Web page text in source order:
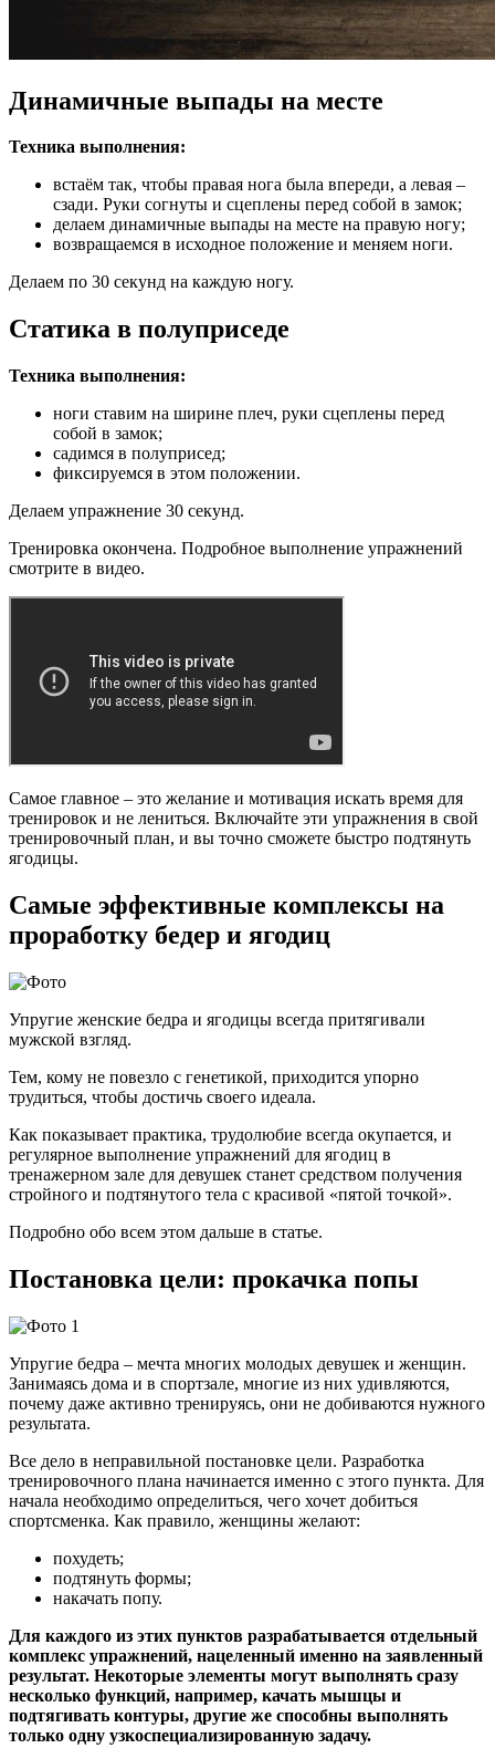
Динамичные выпады на месте
Техника выполнения:
встаём так, чтобы правая нога была впереди, а левая –
сзади. Руки согнуты и сцеплены перед собой в замок;
делаем динамичные выпады на месте на правую ногу;
возвращаемся в исходное положение и меняем ноги.
Делаем по 30 секунд на каждую ногу.
Статика в полуприседе
Техника выполнения:
ноги ставим на ширине плеч, руки сцеплены перед
собой в замок;
садимся в полуприсед;
фиксируемся в этом положении.
Делаем упражнение 30 секунд.
Тренировка окончена. Подробное выполнение упражнений
смотрите в видео.
Самое главное – это желание и мотивация искать время для
тренировок и не лениться. Включайте эти упражнения в свой
тренировочный план, и вы точно сможете быстро подтянуть
ягодицы.
Самые эффективные комплексы на
проработку бедер и ягодиц
Упругие женские бедра и ягодицы всегда притягивали
мужской взгляд.
Тем, кому не повезло с генетикой, приходится упорно
трудиться, чтобы достичь своего идеала.
Как показывает практика, трудолюбие всегда окупается, и
регулярное выполнение упражнений для ягодиц в
тренажерном зале для девушек станет средством получения
стройного и подтянутого тела с красивой «пятой точкой».
Подробно обо всем этом дальше в статье.
Постановка цели: прокачка попы
Упругие бедра – мечта многих молодых девушек и женщин.
Занимаясь дома и в спортзале, многие из них удивляются,
почему даже активно тренируясь, они не добиваются нужного
результата.
Все дело в неправильной постановке цели. Разработка
тренировочного плана начинается именно с этого пункта. Для
начала необходимо определиться, чего хочет добиться
спортсменка. Как правило, женщины желают:
похудеть;
подтянуть формы;
накачать попу.
Для каждого из этих пунктов разрабатывается отдельный
комплекс упражнений, нацеленный именно на заявленный
результат. Некоторые элементы могут выполнять сразу
несколько функций, например, качать мышцы и
подтягивать контуры, другие же способны выполнять
только одну узкоспециализированную задачу.